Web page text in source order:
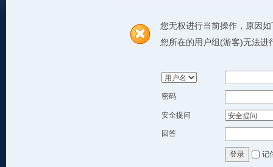
您无权进行当前操作，原因如
您所在的用户组(游客)无法进
密码
安全提问
回答
登录 记